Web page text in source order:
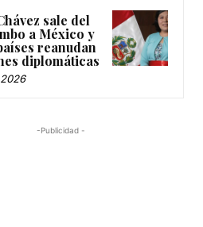
sale del
a México y
reanudan
diplomáticas
-Publicidad -